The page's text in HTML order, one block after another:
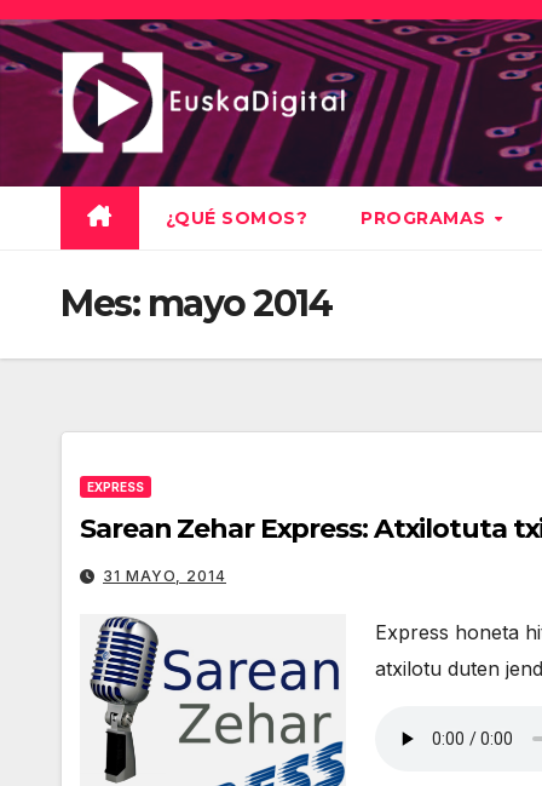
Saltar
al
contenido
¿QUÉ SOMOS? PROGRAMAS
Mes: mayo 2014
EXPRESS
Sarean Zehar Express: Atxilotuta
31 MAYO, 2014
Express honeta
atxilotu duten